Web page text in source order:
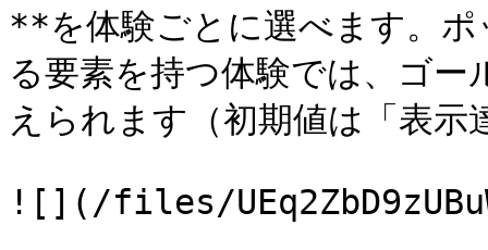
**を体験ごとに選べます。
る要素を持つ体験では、ゴ
えられます（初期値は「表示
![](/files/